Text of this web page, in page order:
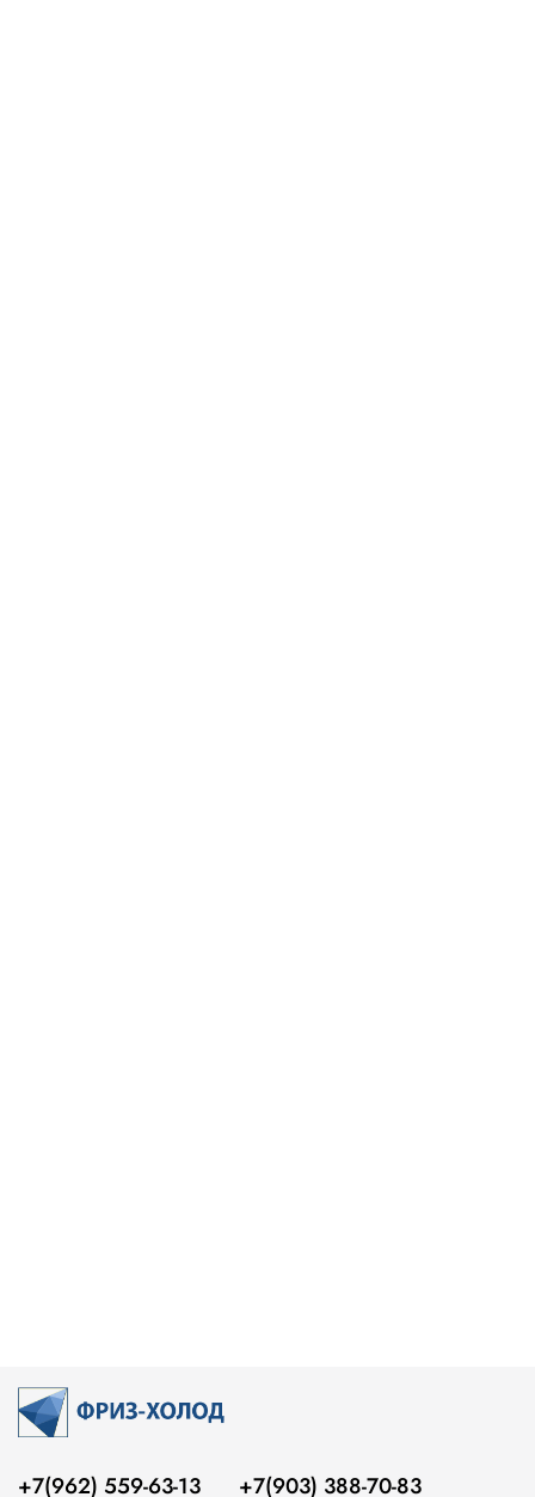
+7(962) 559-63-13 +7(903) 388-70-83